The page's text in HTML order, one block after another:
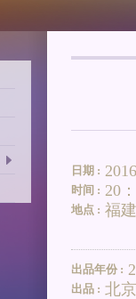
日期 :
时间 : 20
地点 : 福
出品年份 :
出品 : 北